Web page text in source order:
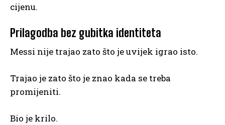
cijenu.
Prilagodba bez gubitka identiteta
Messi nije trajao zato što je uvijek igrao isto.
Trajao je zato što je znao kada se treba
promijeniti.
Bio je krilo.